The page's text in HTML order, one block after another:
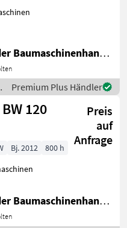
Kleinheider Baumaschinenhandel GmbH.
Premium Plus Händler
120
Preis
auf
Anfrage
Bj. 2012
800 h
Kleinheider Baumaschinenhandel GmbH.